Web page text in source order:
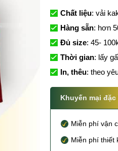
Chất liệu: vải
Hàng sẵn: hơn
Đủ size: 45-
Thời gian: lấy
In, thêu: theo
Khuyến mại
Miễn phí vận
Miễn phí thiết